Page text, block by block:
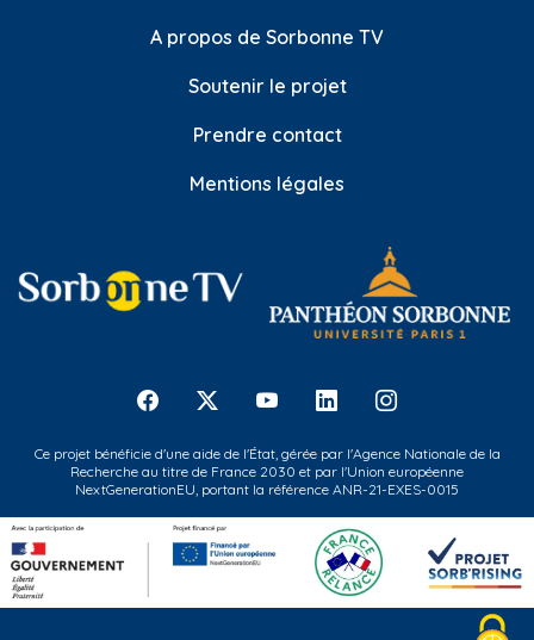
A propos de Sorbonne TV
Soutenir le projet
Prendre contact
Mentions légales
Ce projet bénéficie d'une aide de l'État, gérée par l'Agence Nationale de la
Recherche au titre de France 2030 et par l'Union européenne
NextGenerationEU, portant la référence ANR-21-EXES-0015